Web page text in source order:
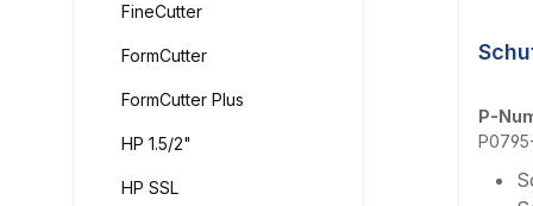
FineCutter
FormCutter
FormCutter Plus
HP 1.5/2"
HP SSL
P-